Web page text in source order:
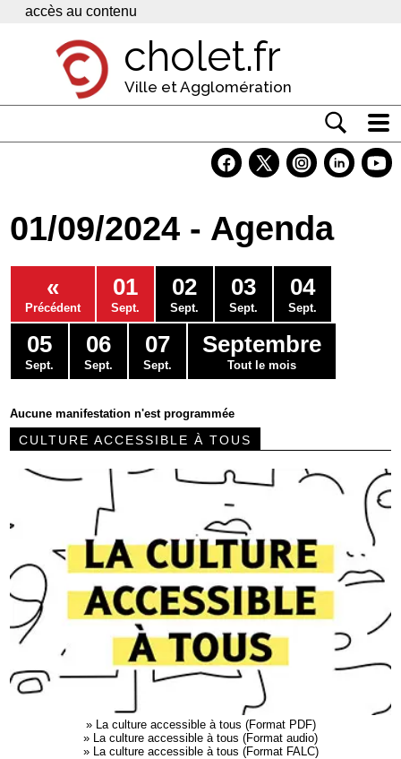
Panneau de gestion des cookies
accès au contenu
cholet.fr
Ville et Agglomération
Economie
Services
Contacts
01/09/2024 - Agenda
«
Précédent
01
Sept.
02
Sept.
03
Sept.
04
Sept.
05
Sept.
06
Sept.
07
Sept.
Septembre
Tout le mois
Aucune manifestation n'est programmée
CULTURE ACCESSIBLE À TOUS
»
La culture accessible à tous (Format PDF)
»
La culture accessible à tous (Format audio)
»
La culture accessible à tous (Format FALC)